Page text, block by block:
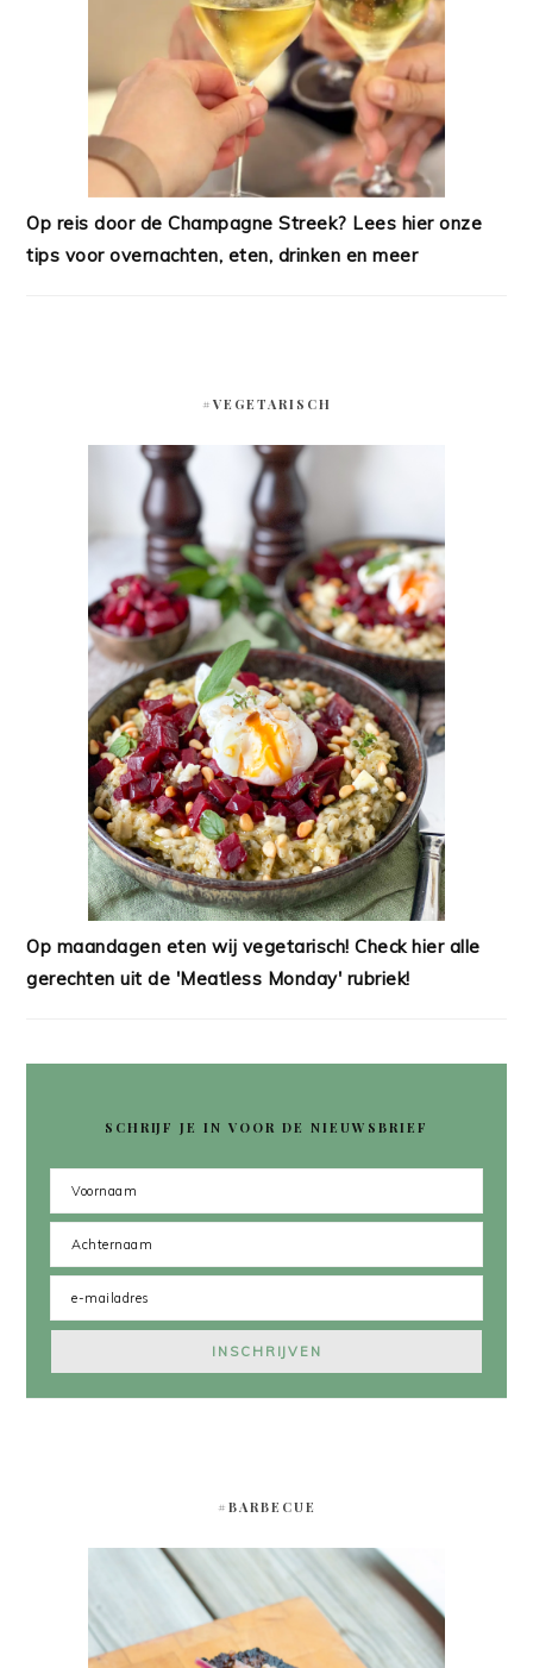
Op reis door de Champagne Streek? Lees hier onze
tips voor overnachten, eten, drinken en meer
#VEGETARISCH
Op maandagen eten wij vegetarisch! Check hier alle
gerechten uit de 'Meatless Monday' rubriek!
SCHRIJF JE IN VOOR DE NIEUWSBRIEF
#BARBECUE